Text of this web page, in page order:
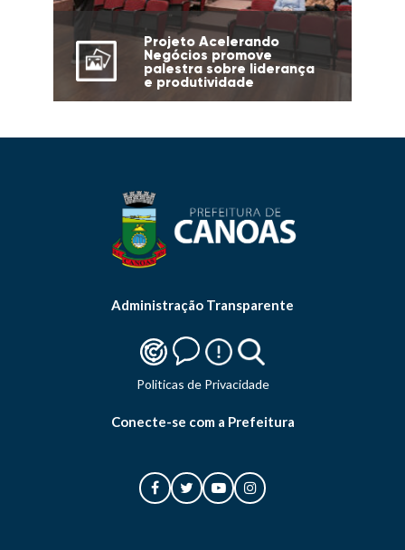
Projeto Acelerando
Negócios promove
palestra sobre liderança
e produtividade
Administração Transparente
Politicas de Privacidade
Conecte-se com a Prefeitura